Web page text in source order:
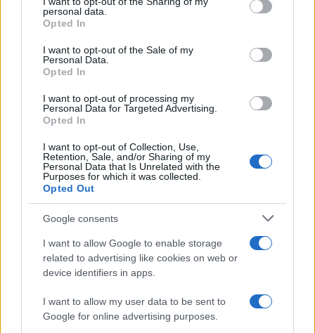
grant or deny consent to Google and its third-party tags to
use your data for below specified purposes in below Google
consent section.
personal data.
Opted In
I want to opt-out of the Sale of my
Personal Data.
Opted In
I want to opt-out of processing my
Personal Data for Targeted Advertising.
Opted In
I want to opt-out of Collection, Use,
Retention, Sale, and/or Sharing of my
Personal Data that Is Unrelated with the
Purposes for which it was collected.
Opted Out
Google consents
I want to allow Google to enable storage
related to advertising like cookies on web or
device identifiers in apps.
I want to allow my user data to be sent to
Google for online advertising purposes.